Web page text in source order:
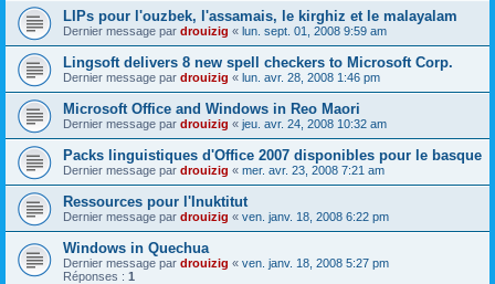
LIPs pour l'ouzbek, l'assamais, le kirghiz et le malayalam
Dernier message par drouizig « lun. sept. 01, 2008 9:59 am
Lingsoft delivers 8 new spell checkers to Microsoft Corp.
Dernier message par drouizig « lun. avr. 28, 2008 1:46 pm
Microsoft Office and Windows in Reo Maori
Dernier message par drouizig « jeu. avr. 24, 2008 10:32 am
Packs linguistiques d'Office 2007 disponibles pour le basque
Dernier message par drouizig « mer. avr. 23, 2008 7:21 am
Ressources pour l'Inuktitut
Dernier message par drouizig « ven. janv. 18, 2008 6:22 pm
Windows in Quechua
Dernier message par drouizig « ven. janv. 18, 2008 5:27 pm
Réponses : 1